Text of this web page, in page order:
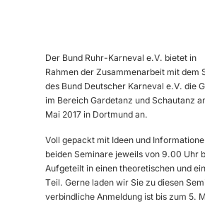
Der Bund Ruhr-Karneval e.V. bietet in
Rahmen der Zusammenarbeit mit dem
des Bund Deutscher Karneval e.V. die
im Bereich Gardetanz und Schautanz
Mai 2017 in Dortmund an.
Voll gepackt mit Ideen und
beiden Seminare jeweils von 9.00 Uhr
Aufgeteilt in einen theoretischen und
Teil. Gerne laden wir Sie zu diesen
verbindliche Anmeldung ist bis zum 5.